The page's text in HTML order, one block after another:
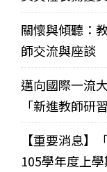
關懷與傾聽：
師交流與座談
邁向國際一流
「新進教師研
【重要消息】
105學年度上